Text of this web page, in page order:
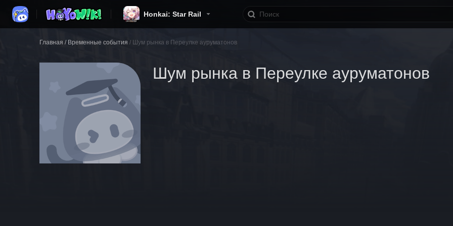
Honkai: Star Rail
Главная / Временные события / Шум рынка в Переулке ауруматонов
Шум рынка в Переулке ауруматонов